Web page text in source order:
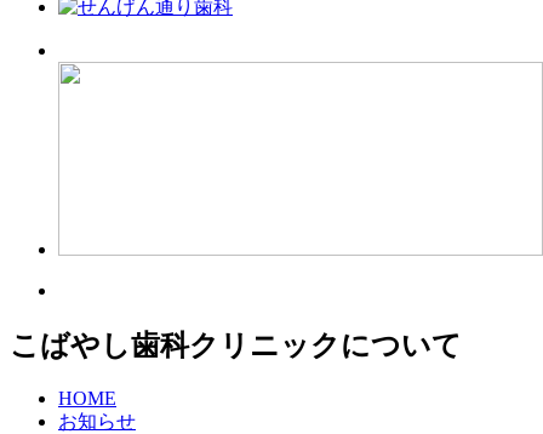
こばやし歯科クリニックについて
HOME
お知らせ